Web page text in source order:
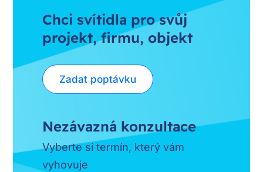
Chci svítidla pro svůj
projekt, firmu, objekt
Zadat poptávku
Nezávazná konzultace
Vyberte si termín, který vám
vyhovuje